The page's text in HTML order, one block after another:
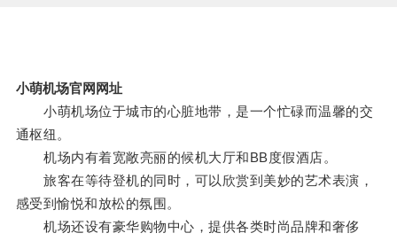
小萌机场官网网址
小萌机场位于城市的心脏地带，是一个忙碌而温馨的交
通枢纽。
机场内有着宽敞亮丽的候机大厅和BB度假酒店。
旅客在等待登机的同时，可以欣赏到美妙的艺术表演，
感受到愉悦和放松的氛围。
机场还设有豪华购物中心，提供各类时尚品牌和奢侈